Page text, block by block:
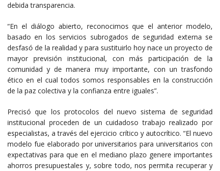
debida transparencia.
“En el diálogo abierto, reconocimos que el anterior modelo,
basado en los servicios subrogados de seguridad externa se
desfasó de la realidad y para sustituirlo hoy nace un proyecto de
mayor previsión institucional, con más participación de la
comunidad y de manera muy importante, con un trasfondo
ético en el cual todos somos responsables en la construcción
de la paz colectiva y la confianza entre iguales”.
Precisó que los protocolos del nuevo sistema de seguridad
institucional proceden de un cuidadoso trabajo realizado por
especialistas, a través del ejercicio crítico y autocrítico. “El nuevo
modelo fue elaborado por universitarios para universitarios con
expectativas para que en el mediano plazo genere importantes
ahorros presupuestales y, sobre todo, nos permita recuperar y